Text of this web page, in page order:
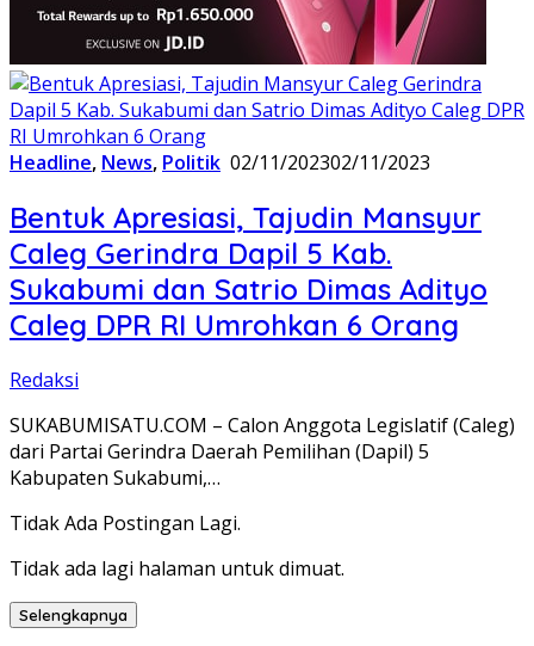
Headline, News, Politik 02/11/202302/11/2023
Bentuk Apresiasi, Tajudin Mansyur
Caleg Gerindra Dapil 5 Kab.
Sukabumi dan Satrio Dimas Adityo
Caleg DPR RI Umrohkan 6 Orang
Redaksi
SUKABUMISATU.COM – Calon Anggota Legislatif (Caleg)
dari Partai Gerindra Daerah Pemilihan (Dapil) 5
Kabupaten Sukabumi,…
Tidak Ada Postingan Lagi.
Tidak ada lagi halaman untuk dimuat.
Selengkapnya